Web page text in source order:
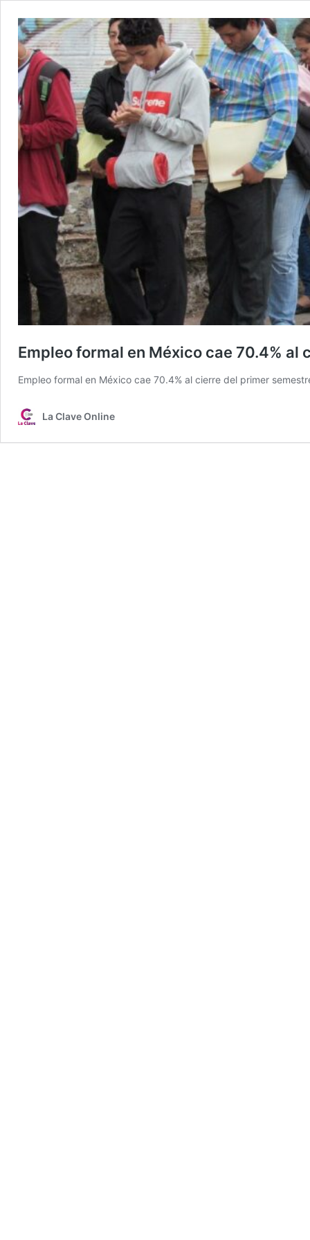
Empleo formal en México cae 70.4%
Empleo formal en México cae 70.4% al cierre del primer
La Clave Online